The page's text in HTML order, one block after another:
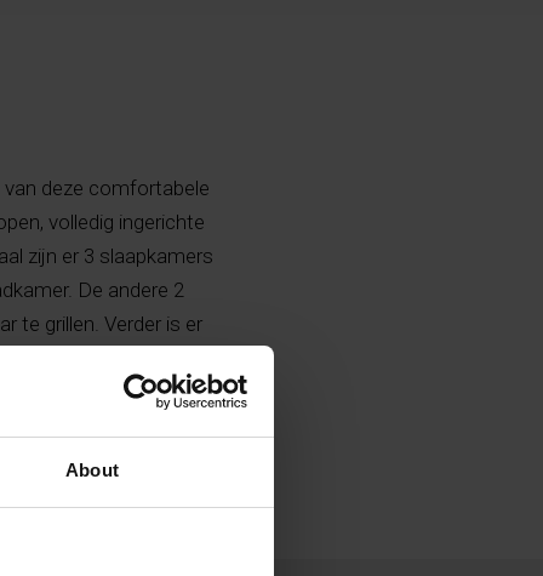
About
deze comfortabele
volledig ingerichte
zijn er 3 slaapkamers
De andere 2
te grillen. Verder is er